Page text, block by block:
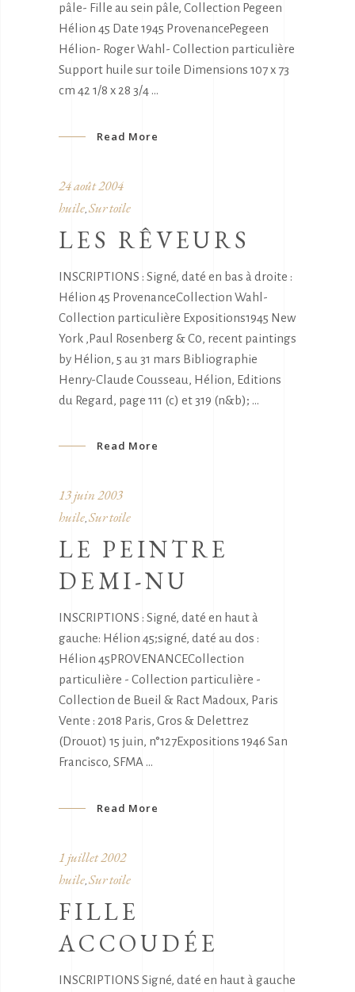
pâle- Fille au sein pâle, Collection Pegeen
Hélion 45 Date 1945 ProvenancePegeen
Hélion- Roger Wahl- Collection particulière
Support huile sur toile Dimensions 107 x 73
cm 42 1/8 x 28 3/4
Read More
24 août 2004
huile Sur toile
LES RÊVEURS
INSCRIPTIONS : Signé, daté en bas à droite :
Hélion 45 ProvenanceCollection Wahl-
Collection particulière Expositions1945 New
York ,Paul Rosenberg & C0, recent paintings
by Hélion, 5 au 31 mars Bibliographie
Henry-Claude Cousseau, Hélion, Editions
du Regard, page 111 (c) et 319 (n&b);
Read More
13 juin 2003
huile, Sur toile
LE PEINTRE
DEMI-NU
INSCRIPTIONS : Signé, daté en haut à
gauche: Hélion 45;signé, daté au dos :
Hélion 45PROVENANCECollection
particulière - Collection particulière -
Collection de Bueil & Ract Madoux, Paris
Vente : 2018 Paris, Gros & Delettrez
(Drouot) 15 juin, n°127Expositions 1946 San
Francisco, SFMA
Read More
1 juillet 2002
huile Sur toile
FILLE
ACCOUDÉE
INSCRIPTIONS Signé, daté en haut à gauche